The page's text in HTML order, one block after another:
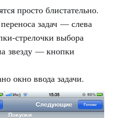
просто блистательно.
задач — слева
стрелочки выбора
звезду — кнопки
окно ввода задачи.